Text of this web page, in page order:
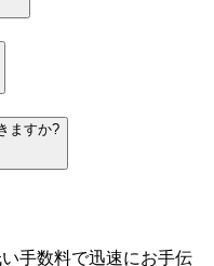
ますか?
手数料で迅速にお手伝